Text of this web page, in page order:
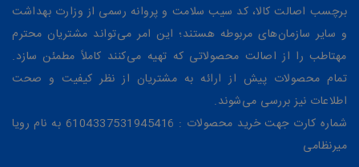
برچسب اصالت کالا، کد سیب سلامت و پروانه رسمی از وزارت بهداشت
و سایر سازمان‌های مربوطه هستند؛ این امر می‌تواند مشتریان محترم
مهتاطب را از اصالت محصولاتی که تهیه می‌کنند کاملاً مطمئن سازد.
تمام محصولات پیش از ارائه به مشتریان از نظر کیفیت و صحت
اطلاعات نیز بررسی می‌شوند.
شماره کارت جهت خرید محصولات : 6104337531945416 به نام رویا
میرنظامی